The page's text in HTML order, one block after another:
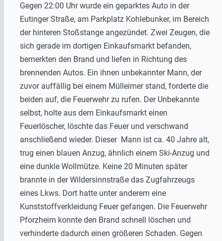
Gegen 22:00 Uhr wurde ein geparktes Auto in der
Eutinger Straße, am Parkplatz Kohlebunker, im Bereich
der hinteren Stoßstange angezündet. Zwei Zeugen, die
sich gerade im dortigen Einkaufsmarkt befanden,
bemerkten den Brand und liefen in Richtung des
brennenden Autos. Ein ihnen unbekannter Mann, der
zuvor auffällig bei einem Mülleimer stand, forderte die
beiden auf, die Feuerwehr zu rufen. Der Unbekannte
selbst, holte aus dem Einkaufsmarkt einen
Feuerlöscher, löschte das Feuer und verschwand
anschließend wieder. Dieser Mann ist ca. 40 Jahre alt,
trug einen blauen Anzug, ähnlich einem Ski-Anzug und
eine dunkle Wollmütze. Keine 20 Minuten später
brannte in der Wildersinnstraße das Zugfahrzeugs
eines Lkws. Dort hatte unter anderem eine
Kunststoffverkleidung Feuer gefangen. Die Feuerwehr
Pforzheim konnte den Brand schnell löschen und
verhinderte dadurch einen größeren Schaden. Gegen